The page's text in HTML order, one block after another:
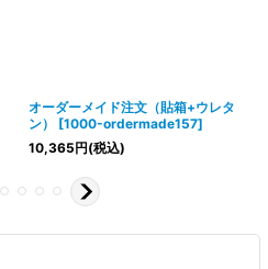
オーダーメイド注文（貼箱+ウレタ
ン）
[1000-ordermade157]
10,365円(税込)